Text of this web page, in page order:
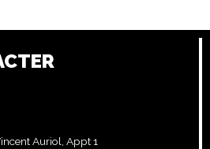
Auriol, Appt 1